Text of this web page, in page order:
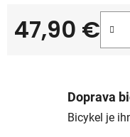
47,90 €
Jednotková cena:
Doprava
Bicykel je